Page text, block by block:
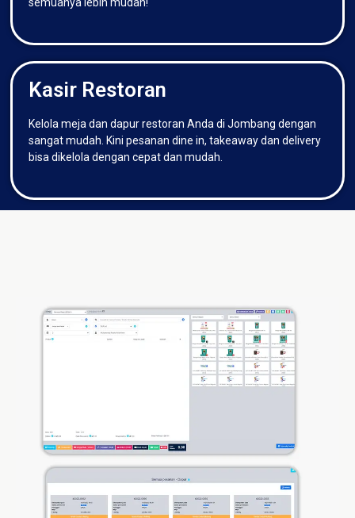
Kasir Restoran
Kelola meja dan dapur restoran Anda di Jombang dengan
sangat mudah. Kini pesanan dine in, takeaway dan delivery
bisa dikelola dengan cepat dan mudah.